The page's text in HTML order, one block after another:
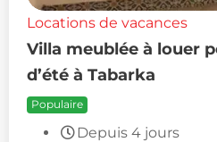
Locations de vacances
Villa meublée à louer
d’été à Tabarka
Populaire
Depuis 4 jours